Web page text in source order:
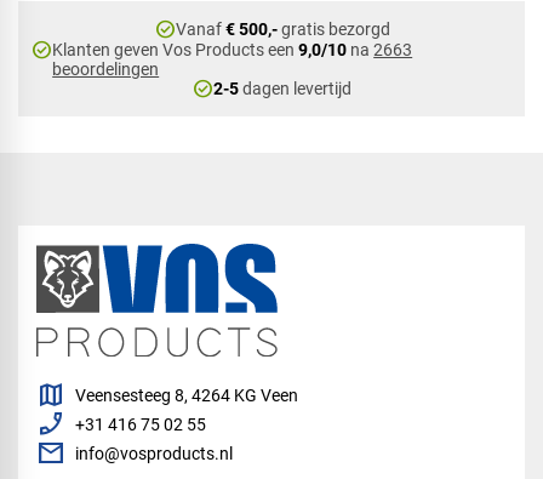
check_circleVanaf€ 500,-gratis bezorgd
check_circleKlanten geven Vos Products een9,0/10 na2663
beoordelingen
check_circle2-5dagen levertijd
map Veensesteeg 8, 4264 KG Veen
phone_enabled +31 416 75 02 55
mail info@vosproducts.nl